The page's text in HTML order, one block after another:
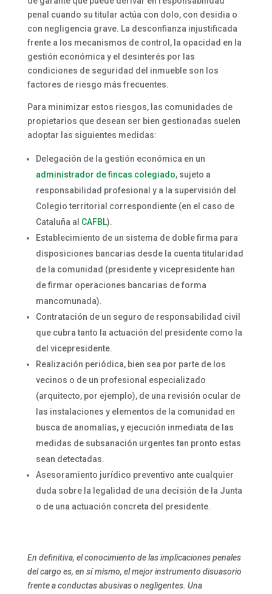
penal cuando su titular actúa con dolo, con desidia o
con negligencia grave. La desconfianza injustificada
frente a los mecanismos de control, la opacidad en la
gestión económica y el desinterés por las
condiciones de seguridad del inmueble son los
factores de riesgo más frecuentes.
Para minimizar estos riesgos, las comunidades de
propietarios que desean ser bien gestionadas suelen
adoptar las siguientes medidas:
Delegación de la gestión económica en un
administrador de fincas colegiado, sujeto a
responsabilidad profesional y a la supervisión del
Colegio territorial correspondiente (en el caso de
Cataluña al CAFBL).
Establecimiento de un sistema de doble firma para
disposiciones bancarias desde la cuenta titularidad
de la comunidad (presidente y vicepresidente han
de firmar operaciones bancarias de forma
mancomunada).
Contratación de un seguro de responsabilidad civil
que cubra tanto la actuación del presidente como la
del vicepresidente.
Realización periódica, bien sea por parte de los
vecinos o de un profesional especializado
(arquitecto, por ejemplo), de una revisión ocular de
las instalaciones y elementos de la comunidad en
busca de anomalías, y ejecución inmediata de las
medidas de subsanación urgentes tan pronto estas
sean detectadas.
Asesoramiento jurídico preventivo ante cualquier
duda sobre la legalidad de una decisión de la Junta
o de una actuación concreta del presidente.
En definitiva, el conocimiento de las implicaciones penales
del cargo es, en sí mismo, el mejor instrumento disuasorio
frente a conductas abusivas o negligentes. Una